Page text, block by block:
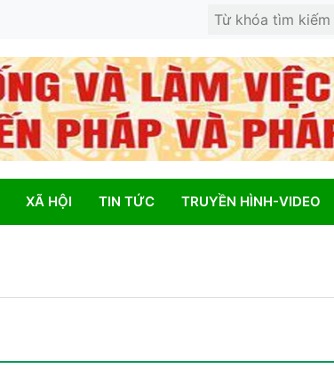
Search
XÃ HỘI TIN TỨC TRUYỀN HÌNH-VIDEO